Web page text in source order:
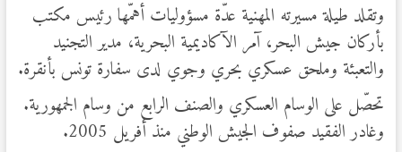
وتقلد طيلة مسيرته المهنية عدّة مسؤوليات أهمّها رئيس مكتب
بأركان جيش البحر، آمر الآكاديمية البحرية، مدير التجنيد
والتعبئة وملحق عسكري بحري وجوي لدى سفارة تونس بأنقرة.
تحصّل على الوسام العسكري والصنف الرابع من وسام الجمهورية.
وغادر الفقيد صفوف الجيش الوطني منذ أفريل 2005.